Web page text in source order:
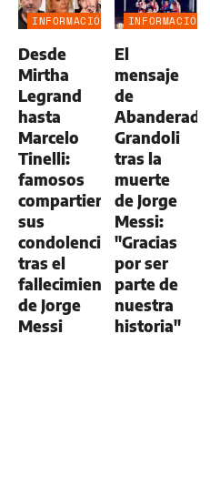
INFORMACIÓN
Desde
Mirtha
Legrand
hasta
Marcelo
Tinelli:
famosos
compartieron
sus
condolencias
tras el
fallecimiento
de Jorge
Messi
INFORMACIÓN
El
mensaje
de
Abanderado
Grandoli
tras la
muerte
de Jorge
Messi:
"Gracias
por ser
parte de
nuestra
historia"